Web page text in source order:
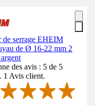
de serrage EHEIM
de Ø 16-22 mm 2
des avis : 5 de 5
1 Avis client.